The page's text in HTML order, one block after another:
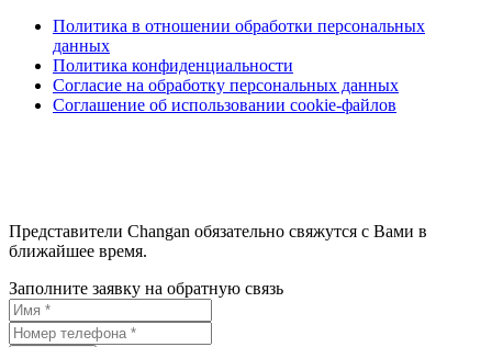
Политика в отношении обработки персональных
данных
Политика конфиденциальности
Согласие на обработку персональных данных
Соглашение об использовании cookie-файлов
Представители Changan обязательно свяжутся с Вами в
ближайшее время.
Заполните заявку на обратную связь